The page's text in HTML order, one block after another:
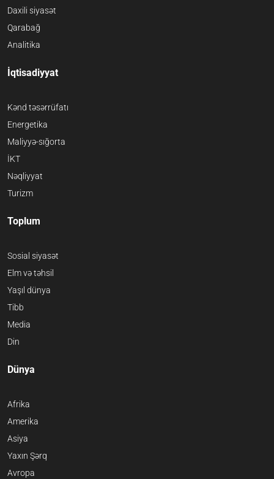
Daxili siyasət
Qarabağ
Analitika
İqtisadiyyat
Kənd təsərrüfatı
Energetika
Maliyyə-sığorta
İKT
Nəqliyyat
Turizm
Toplum
Sosial siyasət
Elm və təhsil
Yaşıl dünya
Tibb
Media
Din
Dünya
Afrika
Amerika
Asiya
Yaxın Şərq
Avropa